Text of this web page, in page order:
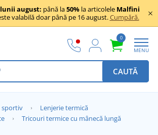
august: până la50% la articolele Malfini
valabilă doar până pe 16 august.Cumpără.
0
MENU
CAUTĂ
sportiv
Lenjerie termică
Tricouri termice cu mânecă lungă